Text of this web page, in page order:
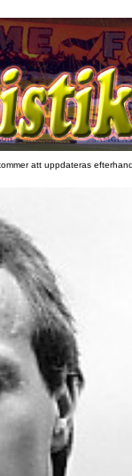
att uppdateras